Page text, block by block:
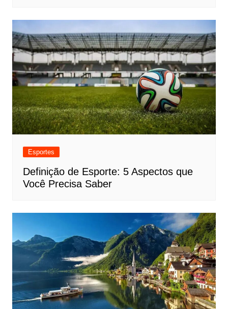
Esportes
Definição de Esporte: 5 Aspectos que
Você Precisa Saber